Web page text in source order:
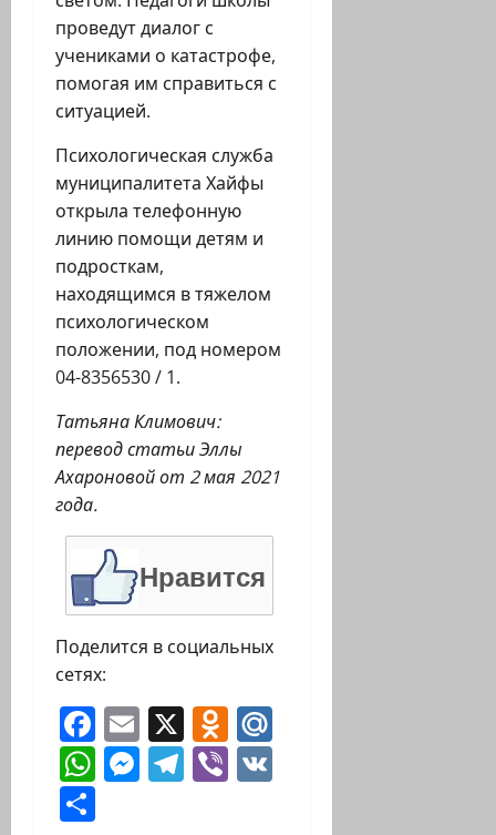
проведут диалог с
учениками о катастрофе,
помогая им справиться с
ситуацией.
Психологическая служба
муниципалитета Хайфы
открыла телефонную
линию помощи детям и
подросткам,
находящимся в тяжелом
психологическом
положении, под номером
04-8356530 / 1.
Татьяна Климович:
перевод статьи Эллы
Ахароновой от 2 мая 2021
года.
Нравится
Поделится в социальных
сетях:
Facebook
Email
X Odnoklassniki
WhatsApp
Messenger
Telegram
Viber